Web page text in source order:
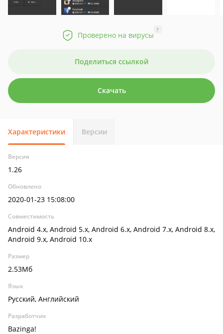
Проверено на вирусы
?
Поделиться ссылкой
Скачать
Характеристики Версии
Версия
1.26
Обновлено
2020-01-23 15:08:00
Совместимость
Android 4.x, Android 5.x, Android 6.x, Android 7.x, Android 8.x,
Android 9.x, Android 10.x
Размер
2.53Мб
Язык
Русский, Английский
Разработчик
Bazinga!